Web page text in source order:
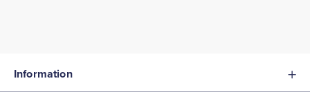
Information